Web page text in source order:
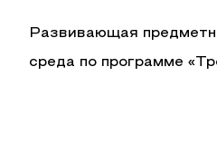
Развивающая
среда по программе